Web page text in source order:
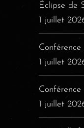
Éclipse de
1 juillet
1 juillet
1 juillet